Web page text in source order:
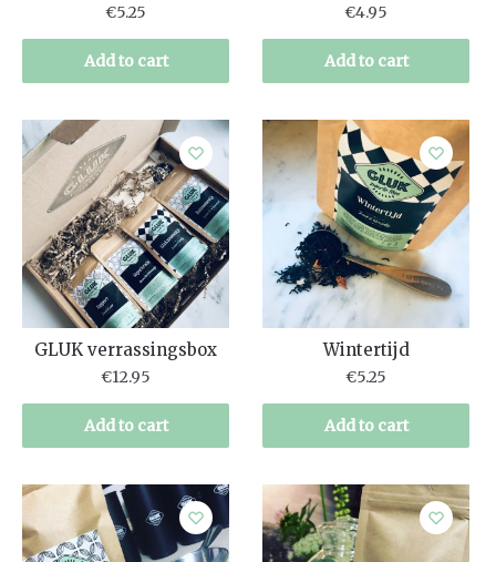
€5.25
Add to cart
€4.95
Add to cart
GLUK verrassingsbox
€12.95
Add to cart
Wintertijd
€5.25
Add to cart